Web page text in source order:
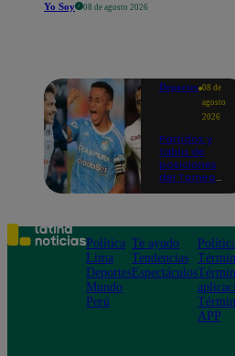
Yo Soy 08 de agosto 2026
Deportes 08 de
agosto
2026
Partidos y
tabla de
posiciones
del Torneo
en la fecha 4
Política
Lima
Deportes
Mundo
Perú
Te ayudo
Tendencias
Espectáculos
APP